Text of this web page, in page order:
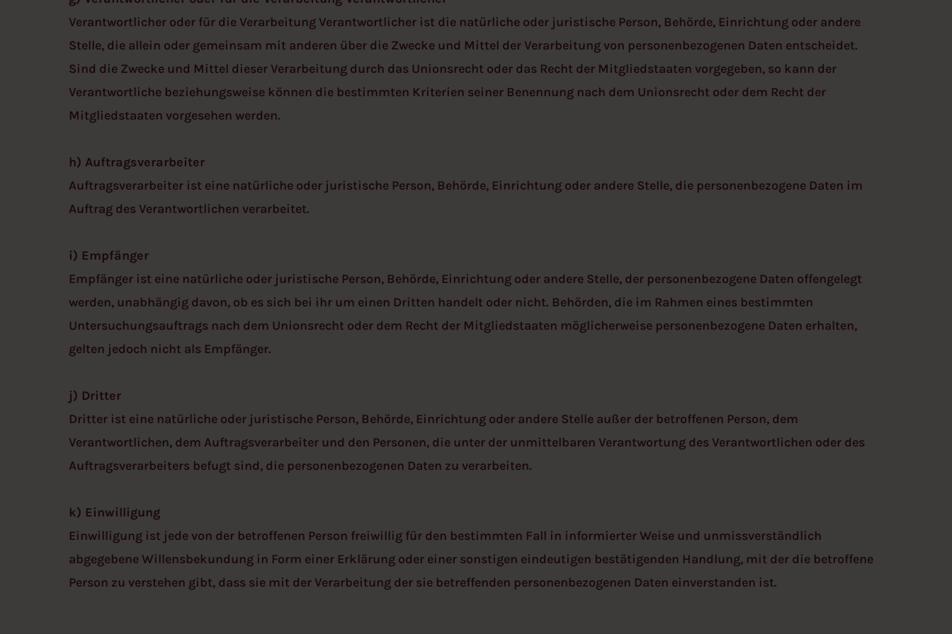
a
h
Verantwortlicher oder für die Verarbeitung Verantwortlicher ist die natürliche oder juristische Person, Behörde, Einrichtung oder andere
Stelle, die allein oder gemeinsam mit anderen über die Zwecke und Mittel der Verarbeitung von personenbezogenen Daten entscheidet.
Sind die Zwecke und Mittel dieser Verarbeitung durch das Unionsrecht oder das Recht der Mitgliedstaaten vorgegeben, so kann der
Verantwortliche beziehungsweise können die bestimmten Kriterien seiner Benennung nach dem Unionsrecht oder dem Recht der
Mitgliedstaaten vorgesehen werden.
h) Auftragsverarbeiter
Auftragsverarbeiter ist eine natürliche oder juristische Person, Behörde, Einrichtung oder andere Stelle, die personenbezogene Daten im
Auftrag des Verantwortlichen verarbeitet.
i) Empfänger
Empfänger ist eine natürliche oder juristische Person, Behörde, Einrichtung oder andere Stelle, der personenbezogene Daten offengelegt
werden, unabhängig davon, ob es sich bei ihr um einen Dritten handelt oder nicht. Behörden, die im Rahmen eines bestimmten
Untersuchungsauftrags nach dem Unionsrecht oder dem Recht der Mitgliedstaaten möglicherweise personenbezogene Daten erhalten,
gelten jedoch nicht als Empfänger.
j) Dritter
Dritter ist eine natürliche oder juristische Person, Behörde, Einrichtung oder andere Stelle außer der betroffenen Person, dem
Verantwortlichen, dem Auftragsverarbeiter und den Personen, die unter der unmittelbaren Verantwortung des Verantwortlichen oder des
Auftragsverarbeiters befugt sind, die personenbezogenen Daten zu verarbeiten.
k) Einwilligung
Einwilligung ist jede von der betroffenen Person freiwillig für den bestimmten Fall in informierter Weise und unmissverständlich
abgegebene Willensbekundung in Form einer Erklärung oder einer sonstigen eindeutigen bestätigenden Handlung, mit der die betroffene
Person zu verstehen gibt, dass sie mit der Verarbeitung der sie betreffenden personenbezogenen Daten einverstanden ist.